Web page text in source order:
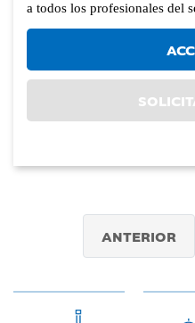
a todos los profesionales del
ANTERIOR